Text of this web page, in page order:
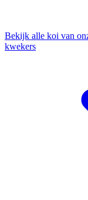
Bekijk alle koi van
kwekers